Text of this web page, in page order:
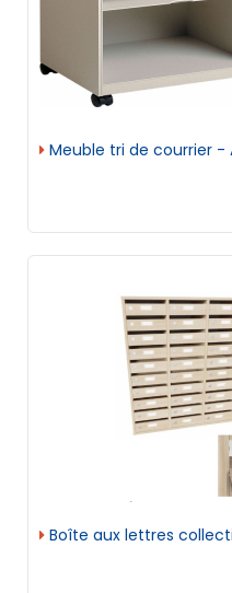
Meuble tri de courrier -
Boîte aux lettres